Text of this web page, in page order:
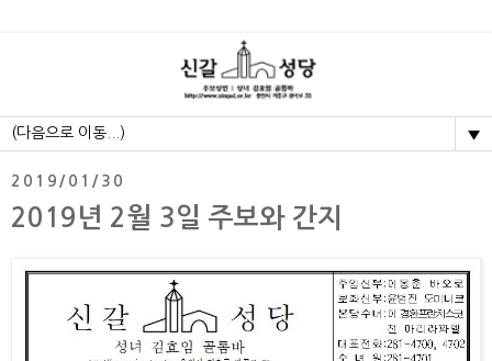
▼
2019/01/30
2019년 2월 3일 주보와 간지